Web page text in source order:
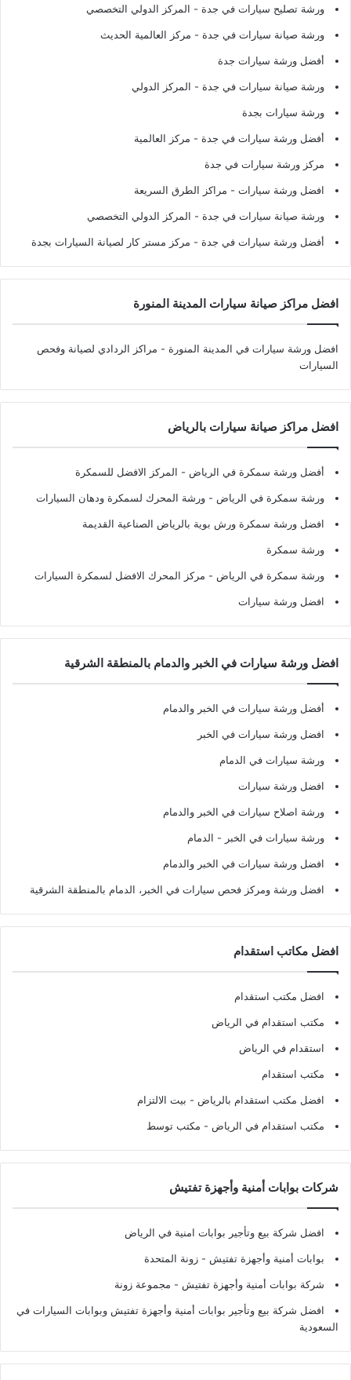
ورشة تصليح سيارات في جدة - المركز الدولي التخصصي
ورشة صيانة سيارات في جدة - مركز العالمية الحديث
أفضل ورشة سيارات جدة
ورشة صيانة سيارات في جدة - المركز الدولي
ورشة سيارات بجدة
أفضل ورشة سيارات في جدة - مركز العالمية
مركز ورشة سيارات في جدة
افضل ورشة سيارات - مراكز الطرق السريعة
ورشة صيانة سيارات في جدة - المركز الدولي التخصصي
أفضل ورشة سيارات في جدة - مركز مستر كار لصيانة السيارات بجدة
افضل مراكز صيانة سيارات المدينة المنورة
افضل ورشة سيارات في المدينة المنورة - مراكز الردادي لصيانة وفحص
السيارات
افضل مراكز صيانة سيارات بالرياض
أفضل ورشة سمكرة في الرياض - المركز الافضل للسمكرة
ورشة سمكرة في الرياض - ورشة المحرك لسمكرة ودهان السيارات
افضل ورشة سمكرة ورش بوية بالرياض الصناعية القديمة
ورشة سمكرة
ورشة سمكرة في الرياض - مركز المحرك الافضل لسمكرة السيارات
افضل ورشة سيارات
افضل ورشة سيارات في الخبر والدمام بالمنطقة الشرقية
أفضل ورشة سيارات في الخبر والدمام
افضل ورشة سيارات في الخبر
ورشة سيارات في الدمام
افضل ورشة سيارات
ورشة اصلاح سيارات في الخبر والدمام
ورشة سيارات في الخبر - الدمام
افضل ورشة سيارات في الخبر والدمام
افضل ورشة ومركز فحص سيارات في الخبر، الدمام بالمنطقة الشرقية
افضل مكاتب استقدام
افضل مكتب استقدام
مكتب استقدام في الرياض
استقدام في الرياض
مكتب استقدام
افضل مكتب استقدام بالرياض - بيت الالتزام
مكتب استقدام في الرياض - مكتب توسط
شركات بوابات أمنية وأجهزة تفتيش
افضل شركة بيع وتأجير بوابات امنية في الرياض
بوابات أمنية وأجهزة تفتيش - زونة المتحدة
شركة بوابات أمنية وأجهزة تفتيش - مجموعة زونة
افضل شركة بيع وتأجير بوابات أمنية وأجهزة تفتيش وبوابات السيارات في
السعودية